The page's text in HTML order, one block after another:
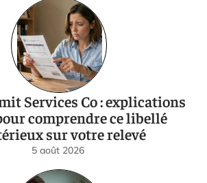
Services Co : explications
comprendre ce libellé
sur votre relevé
5 août 2026